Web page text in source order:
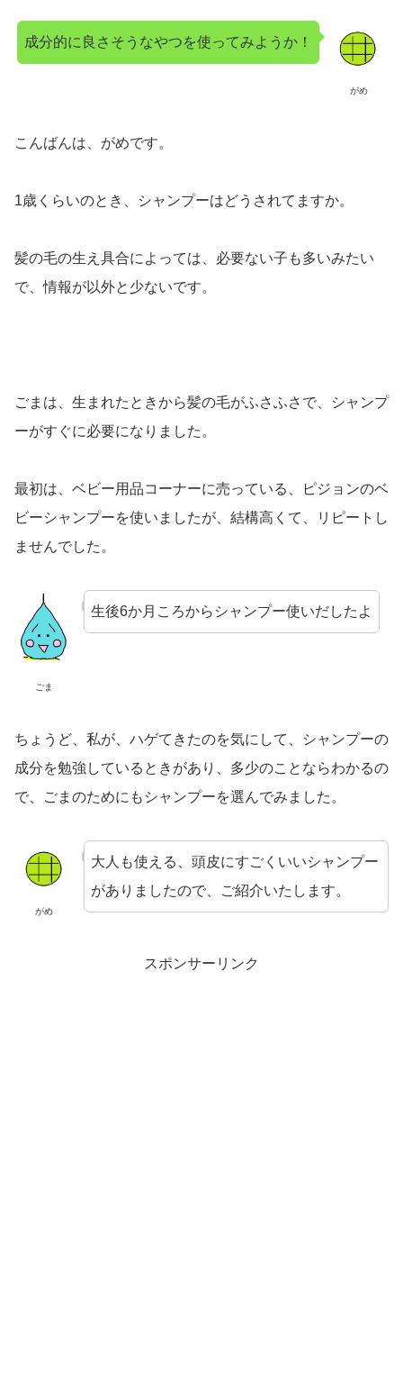
がめ
成分的に良さそうなやつを使ってみようか！
こんばんは、がめです。
1歳くらいのとき、シャンプーはどうされてますか。
髪の毛の生え具合によっては、必要ない子も多いみたい
で、情報が以外と少ないです。
ごまは、生まれたときから髪の毛がふさふさで、シャンプ
ーがすぐに必要になりました。
最初は、ベビー用品コーナーに売っている、ピジョンのベ
ビーシャンプーを使いましたが、結構高くて、リピートし
ませんでした。
ごま
生後6か月ころからシャンプー使いだしたよ
ちょうど、私が、ハゲてきたのを気にして、シャンプーの
成分を勉強しているときがあり、多少のことならわかるの
で、ごまのためにもシャンプーを選んでみました。
がめ
大人も使える、頭皮にすごくいいシャンプー
がありましたので、ご紹介いたします。
スポンサーリンク